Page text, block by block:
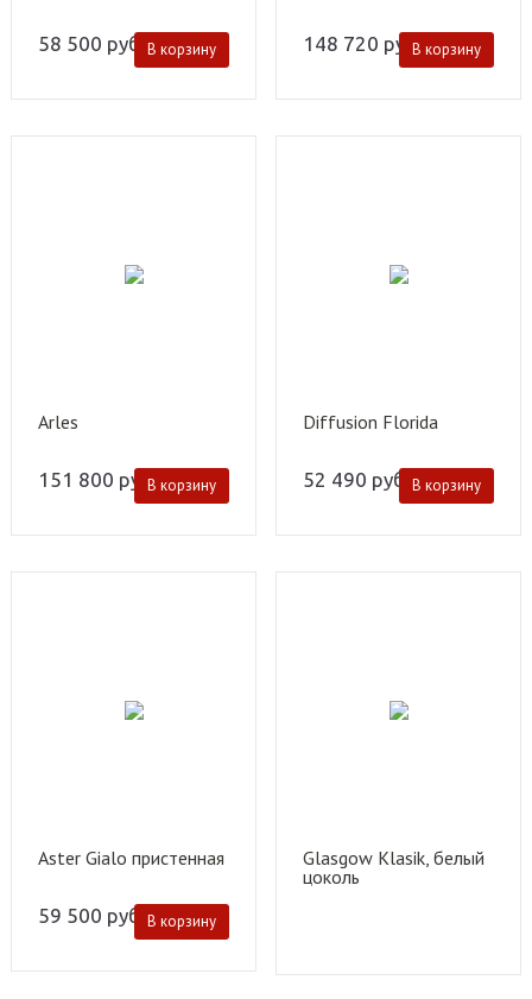
58 500 руб. В корзину 148 720 руб.В корзину
Arles
151 800 руб.В корзину
Diffusion Florida
52 490 руб. В корзину
Aster Gialo пристенная
59 500 руб. В корзину
Glasgow Klasik, белый
цоколь